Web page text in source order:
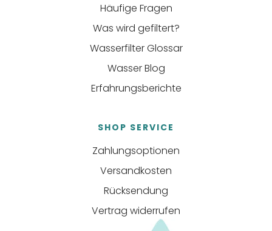
Häufige Fragen
Was wird gefiltert?
Wasserfilter Glossar
Wasser Blog
Erfahrungsberichte
SHOP SERVICE
Zahlungsoptionen
Versandkosten
Rücksendung
Vertrag widerrufen